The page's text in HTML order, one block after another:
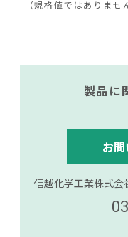
（規格値ではありませ
製品に
お
信越化学工業株式